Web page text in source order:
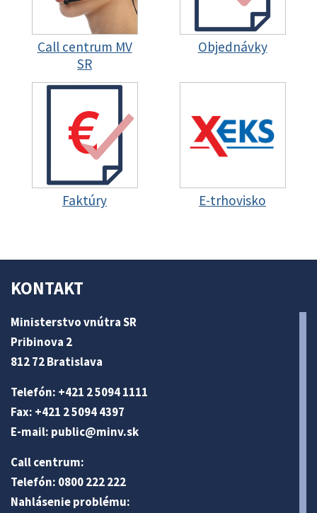
Call centrum MV
SR
Objednávky
Faktúry E-trhovisko
KONTAKT
Ministerstvo vnútra SR
Pribinova 2
812 72 Bratislava
Telefón: +421 2 5094 1111
Fax: +421 2 5094 4397
E-mail: public@minv.sk
Call centrum:
Telefón: 0800 222 222
Nahlásenie problému: